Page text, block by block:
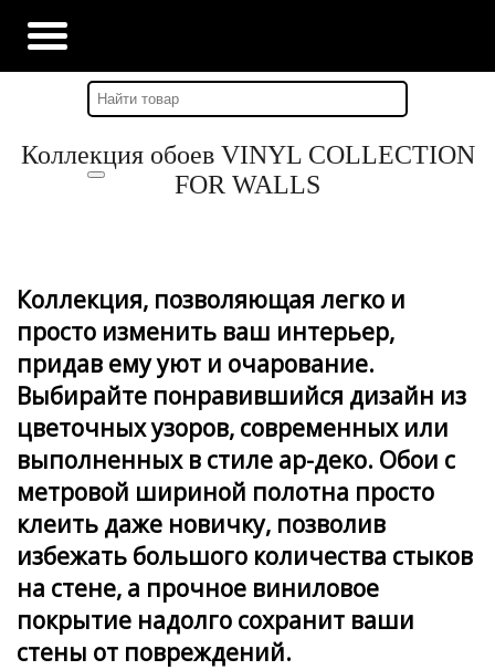
Главная
Наши новости
Коллекция обоев VINYL COLLECTION
FOR WALLS
Коллекция, позволяющая легко и
просто изменить ваш интерьер,
придав ему уют и очарование.
Выбирайте понравившийся дизайн из
цветочных узоров, современных или
выполненных в стиле ар-деко. Обои с
метровой шириной полотна просто
клеить даже новичку, позволив
избежать большого количества стыков
на стене, а прочное виниловое
покрытие надолго сохранит ваши
стены от повреждений.